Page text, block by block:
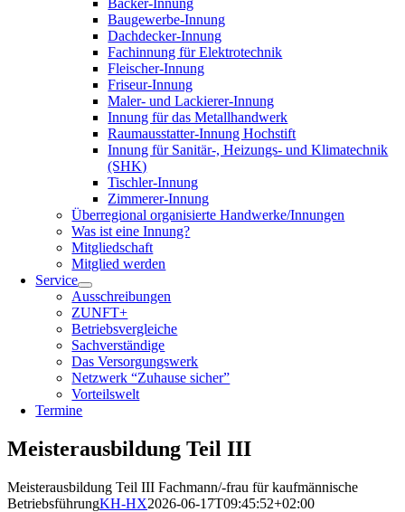
Bäcker-Innung
Baugewerbe-Innung
Dachdecker-Innung
Fachinnung für Elektrotechnik
Fleischer-Innung
Friseur-Innung
Maler- und Lackierer-Innung
Innung für das Metallhandwerk
Raumausstatter-Innung Hochstift
Innung für Sanitär-, Heizungs- und Klimatechnik
(SHK)
Tischler-Innung
Zimmerer-Innung
Überregional organisierte Handwerke/Innungen
Was ist eine Innung?
Mitgliedschaft
Mitglied werden
Service
Ausschreibungen
ZUNFT+
Betriebsvergleiche
Sachverständige
Das Versorgungswerk
Netzwerk “Zuhause sicher”
Vorteilswelt
Termine
Meisterausbildung Teil III
Meisterausbildung Teil III Fachmann/-frau für kaufmännische
BetriebsführungKH-HX2026-06-17T09:45:52+02:00